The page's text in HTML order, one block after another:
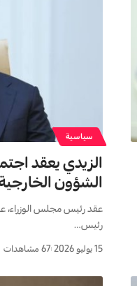
سياسية
الزيدي يعقد
الشؤون
عقد رئيس مجلس الوزراء،
رئيس…
15 يوليو 2026 67 مشاهدات